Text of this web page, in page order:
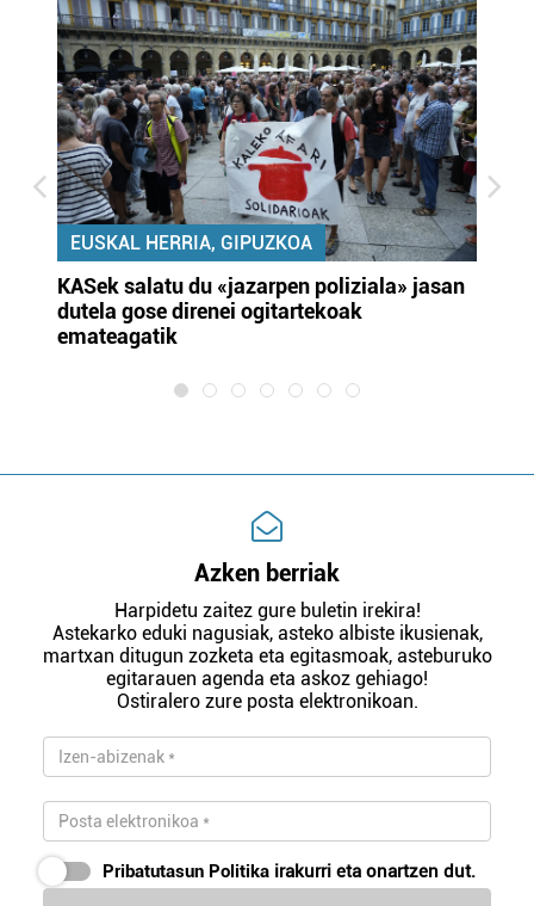
EUSKAL HERRIA, GIPUZKOA
KASek salatu du «jazarpen poliziala» jasan
dutela gose direnei ogitartekoak
emateagatik
Azken berriak
Harpidetu zaitez gure buletin irekira!
Astekarko eduki nagusiak, asteko albiste ikusienak,
martxan ditugun zozketa eta egitasmoak, asteburuko
egitarauen agenda eta askoz gehiago!
Ostiralero zure posta elektronikoan.
Pribatutasun Politika irakurri eta onartzen dut.